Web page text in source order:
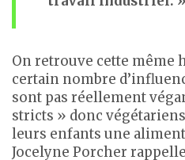
On retrouve cette même
certain nombre
sont pas réellement
stricts » donc
leurs enfants une
Jocelyne Porcher